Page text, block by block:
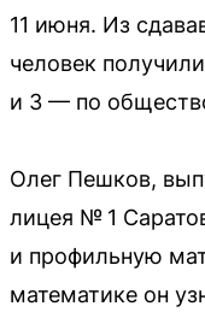
11 июня. Из
человек
и 3 — по
Олег Пешков,
лицея № 1
и профильную
математике он